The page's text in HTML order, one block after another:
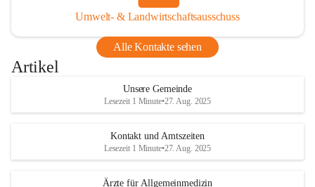
Umwelt- & Landwirtschaftsausschuss
Alle Kontakte sehen
Artikel
Unsere Gemeinde
Lesezeit 1 Minute•27. Aug. 2025
Kontakt und Amtszeiten
Lesezeit 1 Minute•27. Aug. 2025
Ärzte für Allgemeinmedizin